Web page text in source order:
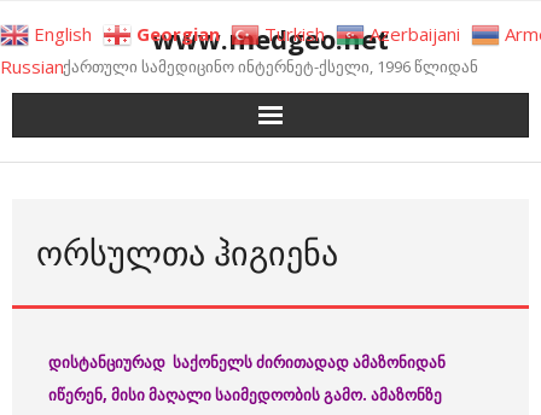
to
content
www.medgeo.net
ქართული სამედიცინო ინტერნეტ-ქსელი, 1996 წლიდან
ᲝᲠᲡᲣᲚᲗᲐ ᲰᲘᲒᲘᲔᲜᲐ
დისტანციურად საქონელსძირითადადამაზონიდან
იწერენ, მისი მაღალი საიმედოობის გამო. ამაზონზე
English Georgian Turkish Azerbaijani
Russian